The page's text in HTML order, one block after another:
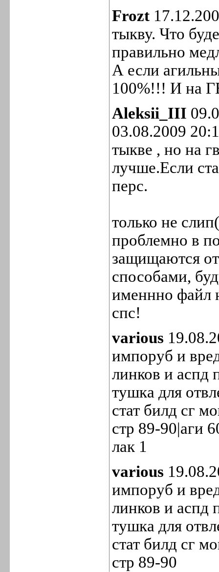
Frozt
тыкву. Что
правильно
А если
100%!!! И на
Aleksii_III
03.08.2009
тыкве , но на
лучше.Если
перс.
только не
проблемно в
защищаются
способами,
именнно файл
спс!
various
импоруб и
линков и аспд
тушка для
стат билд сг
стр 89-90|аги
лак 1
various
импоруб и
линков и аспд
тушка для
стат билд сг
стр 89-90